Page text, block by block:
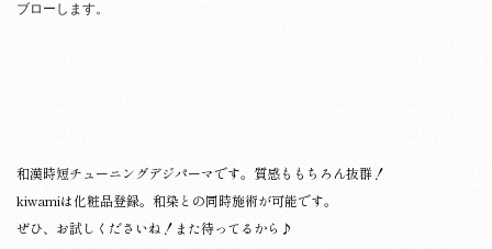
ブローします。
和漢時短チューニングデジパーマです。質感ももちろん抜群！
kiwamiは化粧品登録。和染との同時施術が可能です。
ぜひ、お試しくださいね！また待ってるから♪